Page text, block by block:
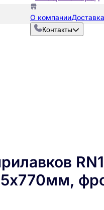
О компанииДоставка
Контакты